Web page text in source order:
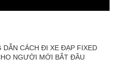
DẪN CÁCH ĐI XE ĐẠP FIXED
NGƯỜI MỚI BẮT ĐẦU